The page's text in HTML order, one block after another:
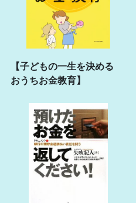
【子どもの一生を決める
おうちお金教育】